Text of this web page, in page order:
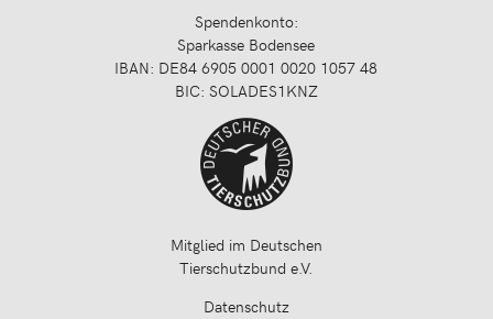
Spendenkonto:
Sparkasse Bodensee
IBAN: DE84 6905 0001 0020 1057 48
BIC: SOLADES1KNZ
Mitglied im Deutschen
Tierschutzbund e.V.
Datenschutz